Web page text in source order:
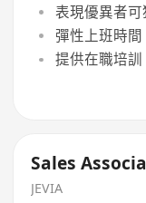
表現優異者
彈性上班時間
提供在職培訓
Sales
JEVIA